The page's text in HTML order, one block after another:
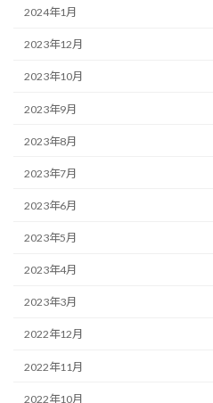
2024年1月
2023年12月
2023年10月
2023年9月
2023年8月
2023年7月
2023年6月
2023年5月
2023年4月
2023年3月
2022年12月
2022年11月
2022年10月